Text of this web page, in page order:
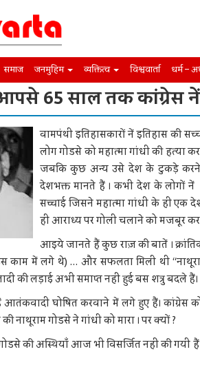
समाज जनमुहिम व्यक्तित्व विश्ववार्ता धर्म –
65 साल तक कांग्रेस
वामपंथी इतिहासकारों नें इतिहास की
लोग गोडसे को महात्मा गांधी की हत्‍या
जबकि कुछ अन्य उसे देश के टुकड़े करने
देशभक्त मानते हैं । कभी देश के लोगों
सच्चाई जिसने महात्मा गांधी के ही एक
ही आराध्य पर गोली चलाने को मजबूर कर
आइये जानते हैं कुछ राज़ की बातें ।
काम में लगे थे) … और सफलता मिली थी
की लड़ाई अभी समाप्‍त नहीं हुई बस शत्रु बदले हैं।
आतंकवादी घोषित करवाने में लगे हुए हैं।
गोडसे ने गांधी को मारा । पर क्यों ?
की अस्थियाँ आज भी विसर्जित नहीं की गयी